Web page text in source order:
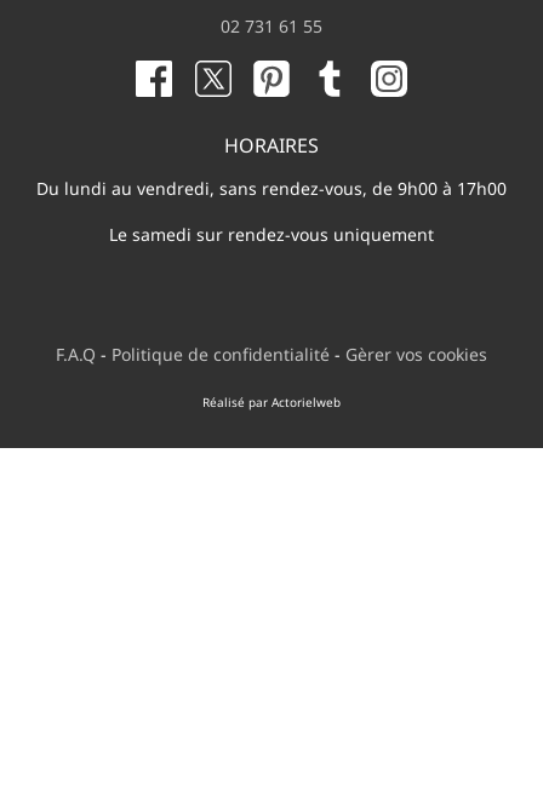
02 731 61 55
HORAIRES
Du lundi au vendredi, sans rendez-vous, de 9h00 à 17h00
Le samedi sur rendez-vous uniquement
F.A.Q - Politique de confidentialité - Gèrer vos cookies
Réalisé par Actorielweb